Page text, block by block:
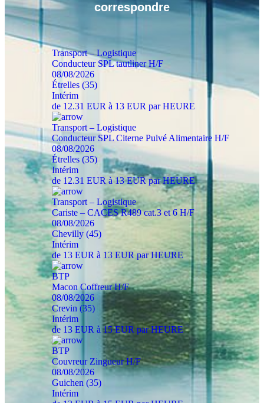
correspondre
Transport – Logistique
Conducteur SPL tautliner H/F
08/08/2026
Étrelles (35)
Intérim
de 12.31 EUR à 13 EUR par HEURE
Transport – Logistique
Conducteur SPL Citerne Pulvé Alimentaire H/F
08/08/2026
Étrelles (35)
Intérim
de 12.31 EUR à 13 EUR par HEURE
Transport – Logistique
Cariste – CACES R489 cat.3 et 6 H/F
08/08/2026
Chevilly (45)
Intérim
de 13 EUR à 13 EUR par HEURE
BTP
Macon Coffreur H/F
08/08/2026
Crevin (35)
Intérim
de 13 EUR à 15 EUR par HEURE
BTP
Couvreur Zingueur H/F
08/08/2026
Guichen (35)
Intérim